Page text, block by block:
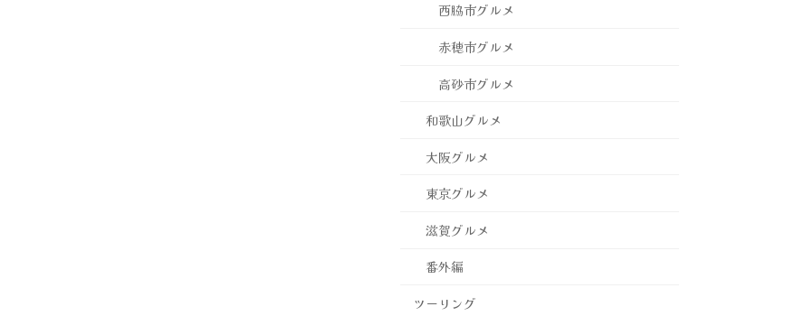
西脇市グルメ
赤穂市グルメ
高砂市グルメ
和歌山グルメ
大阪グルメ
東京グルメ
滋賀グルメ
番外編
ツーリング